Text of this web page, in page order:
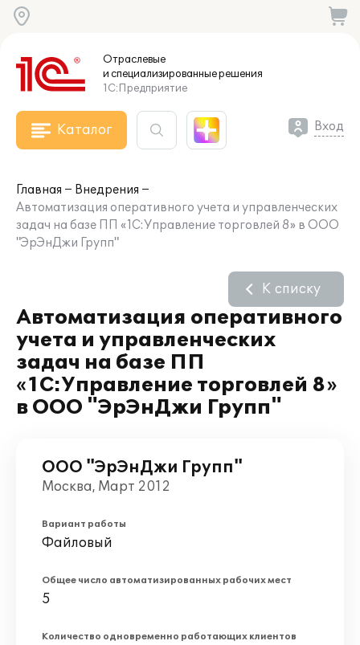
Отраслевые
и специализированныерешения
1С:Предприятие
Каталог Вход
Главная
Внедрения
Автоматизация оперативного учета и управленческих
задач на базе ПП «1С:Управление торговлей 8» в ООО
"ЭрЭнДжи Групп"
Автоматизация оперативного
учета и управленческих
задач на базе ПП
«1С:Управление торговлей 8»
в ООО "ЭрЭнДжи Групп"
К списку
ООО "ЭрЭнДжи Групп"
Москва, Март 2012
Вариант работы
Файловый
Общее число автоматизированных рабочих мест
5
Количество одновременно работающих клиентов